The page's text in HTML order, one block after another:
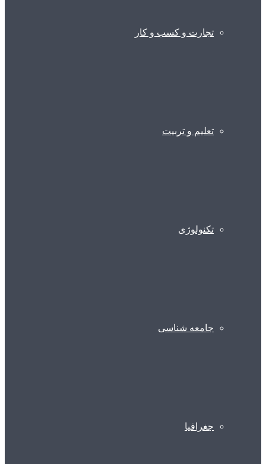
تجارت و کسب و کار
تعلیم و تربیت
تکنولوژی
جامعه شناسی
جغرافیا